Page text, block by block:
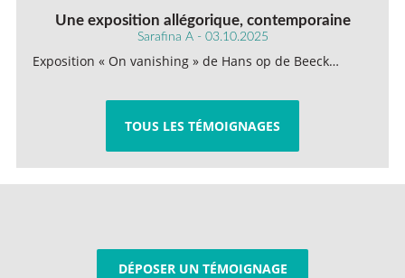
Une exposition allégorique, contemporaine
Sarafina A - 03.10.2025
Exposition « On vanishing » de Hans op de Beeck…
TOUS LES TÉMOIGNAGES
DÉPOSER UN TÉMOIGNAGE